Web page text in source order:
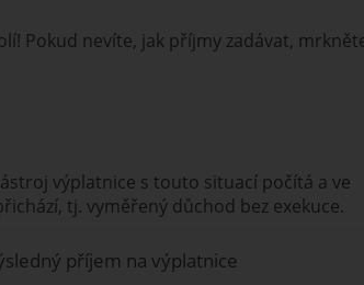
Pokud nevíte, jak příjmy zadávat,
výplatnice s touto situací počítá a ve
tj. vyměřený důchod bez exekuce.
příjem na výplatnice